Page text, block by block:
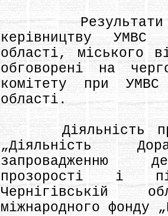
Результати
керівництву УМВС
області, міського
обговорені на
комітету при УМВС
області.
Діяльність
„Діяльність
запровадженню
прозорості і
Чернігівській
міжнародного фонду